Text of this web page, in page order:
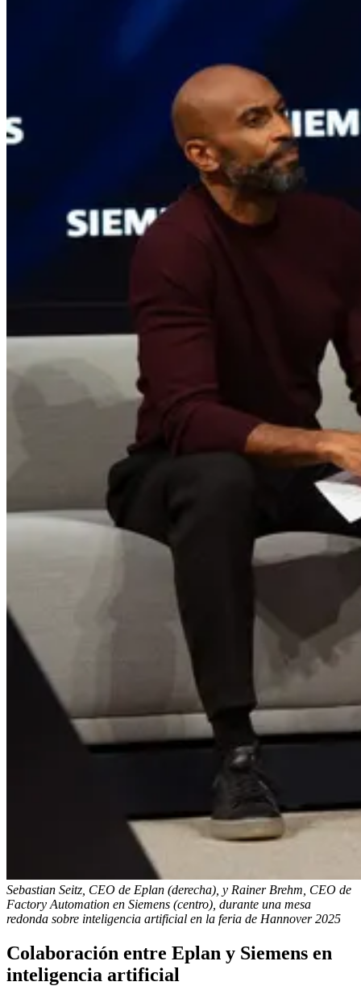
Sebastian Seitz, CEO de Eplan (derecha), y Rainer Brehm, CEO de
Factory Automation en Siemens (centro), durante una mesa
redonda sobre inteligencia artificial en la feria de Hannover 2025
Colaboración entre Eplan y Siemens en
inteligencia artificial